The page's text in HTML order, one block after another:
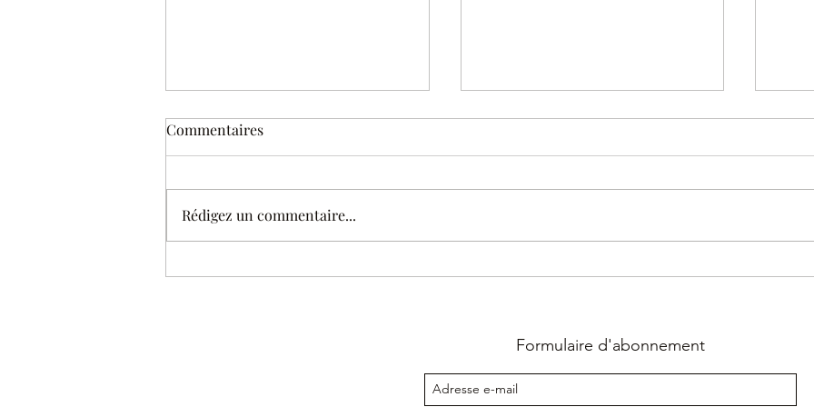
Commentaires
Rédigez un commentaire...
Formulaire d'abonnement